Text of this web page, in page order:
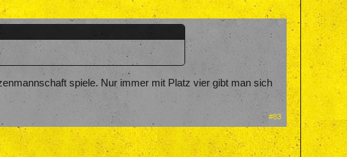
spiele. Nur immer mit Platz vier gibt man sich
#83